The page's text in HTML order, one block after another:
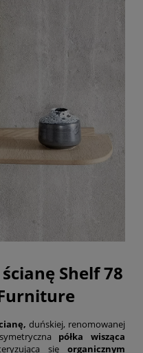
Shelf 78
duńskiej, renomowanej
półka wisząca
się organicznym